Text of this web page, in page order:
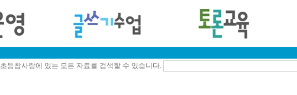
초등참사랑에 있는 모든 자료를 검색할 수 있습니다.